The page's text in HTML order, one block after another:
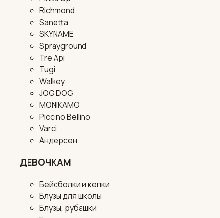
Richmond
Sanetta
SKYNAME
Sprayground
Tre Api
Tugi
Walkey
JOG DOG
MONIKAMO
Piccino Bellino
Varci
Андерсен
ДЕВОЧКАМ
Бейсболки и кепки
Блузы для школы
Блузы, рубашки